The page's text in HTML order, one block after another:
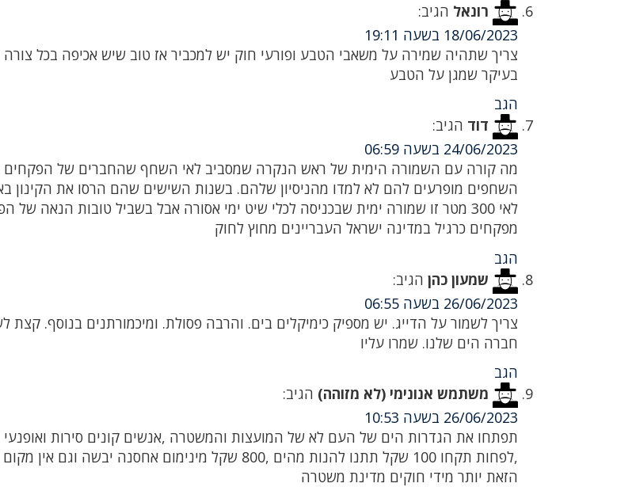
רונאל הגיב:
18/06/2023 בשעה 19:11
צריך שתהיה שמירה על משאבי הטבע ופורעי חוק יש למכביר אז טוב שיש אכיפה בכל
בעיקר שמגן על הטבע
הגב
דוד הגיב:
24/06/2023 בשעה 06:59
מה קורה עם השמורה הימית של ראש הנקרה שמסביב לאי השחף שהחברים של הפקחים
השחפים מופרעים להם לא למדו מהניסיון שלהם. בשנות השישים שהם הרסו את הקינון
לאי 300 מטר זו שמורה ימית שבכניסה לכלי שיט ימי אסורה אבל בשביל טובות הנאה
מפקחים כרגיל במדינה ישראל העבריינים מחוץ לחוק
הגב
שמעון כהן הגיב:
26/06/2023 בשעה 06:55
צריך לשמור על הדייג. יש מספיק כימיקלים בים. והרבה פסולת. ומיכמורתנים בנוסף. קצת
חברה הים שלנו. שמרו עליו
הגב
משתמש אנונימי (לא מזוהה) הגיב:
26/06/2023 בשעה 10:53
תפתחו את הגדרות הים של העם לא של המועצות והמשטרה ,אנשים קונים סירות ואופנעי
,לפחות תקחו 100 שקל תתנו להנות מהים ,800 שקל מינימום אחסנה יבשה
הזאת יותר מידי חוקים מדינת משטרה